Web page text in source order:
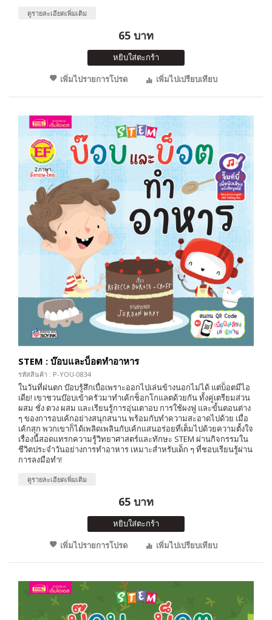
ดูรายละเอียดเพิ่มเติม
65 บาท
หยิบใส่ตะกร้า
เพิ่มไปรายการโปรด
เพิ่มไปเปรียบเทียบ
STEM : บ๊อบและบ็อตทำอาหาร
รหัสสินค้า : P-YOU-0834
ในวันที่ฝนตก บ๊อบรู้สึกเบื่อเพราะออกไปเล่นข้างนอกไม่ได้ แต่บ็อตมีไอ
เดีย! เขาชวนบ๊อบเข้าครัวมาทำเค้กช็อกโกแลตด้วยกัน ทั้งคู่เตรียมส่วน
ผสม ชั่ง ตวง ผสม และเรียนรู้การอุ่นเตาอบ การใช้ผงฟู และขั้นตอนต่าง
ๆ ของการอบเค้กอย่างสนุกสนาน พร้อมกับทำความสะอาดไปด้วย เมื่อ
เค้กสุก พวกเขาก็ได้เพลิดเพลินกับเค้กแสนอร่อยที่เต็มไปด้วยความตั้งใจ
เรื่องนี้สอดแทรกความรู้วิทยาศาสตร์และทักษะ STEM ผ่านกิจกรรมใน
ชีวิตประจำวันอย่างการทำอาหาร เหมาะสำหรับเด็ก ๆ ที่ชอบเรียนรู้ผ่าน
การลงมือทำ!
ดูรายละเอียดเพิ่มเติม
65 บาท
หยิบใส่ตะกร้า
เพิ่มไปรายการโปรด
เพิ่มไปเปรียบเทียบ